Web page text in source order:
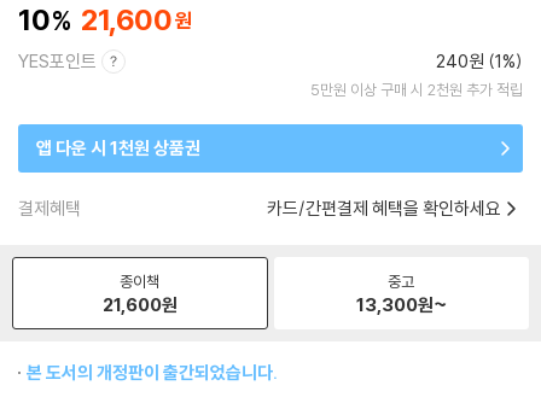
10 21,600
YES포인트 240원 (1%)
5만원 이상 구매 시 2천원 추가 적립
앱 다운 시 1천원 상품권
결제혜택 카드/간편결제 혜택을 확인하세요
종이책
21,600원
중고
13,300원~
본 도서의 개정판이 출간되었습니다.